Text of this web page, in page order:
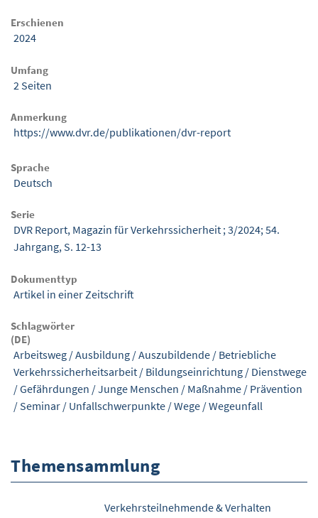
Erschienen
2024
Umfang
2 Seiten
Anmerkung
https://www.dvr.de/publikationen/dvr-report
Sprache
Deutsch
Serie
DVR Report, Magazin für Verkehrssicherheit ; 3/2024; 54.
Jahrgang, S. 12-13
Dokumenttyp
Artikel in einer Zeitschrift
Schlagwörter
(DE)
Arbeitsweg /Ausbildung /Auszubildende / Betriebliche
Verkehrssicherheitsarbeit / Bildungseinrichtung / Dienstwege
/Gefährdungen /Junge Menschen / Maßnahme / Prävention
/ Seminar / Unfallschwerpunkte /Wege /Wegeunfall
Themensammlung
Verkehrsteilnehmende & Verhalten